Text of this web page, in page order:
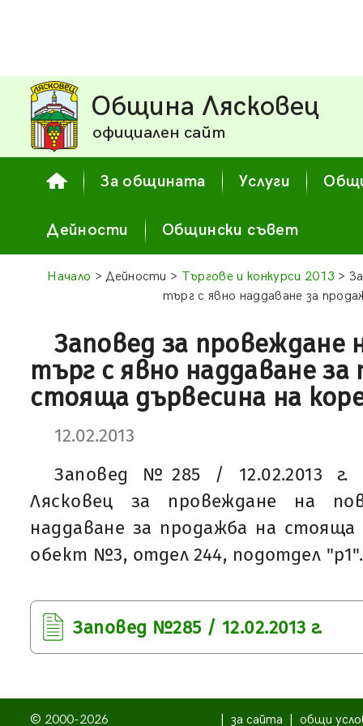
Община Лясковец
официален сайт
За общината Услуги
Дейности Общински съвет
Начало > Дейности > Търгове и конкурси 2013 >
търг с явно наддаване за
Заповед за провеждане
търг с явно наддаване за
стояща дървесина на
12.02.2013
Заповед №285 / 12.02.2013
Лясковец за провеждане на
наддаване за продажба на стояща
обект №3, отдел 244, подотдел "р1".
Заповед №285 / 12.02.2013 г.
© 2000-2026
за сайта
общи